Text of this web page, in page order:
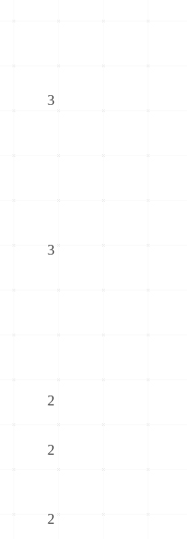
3
3
2
2
2